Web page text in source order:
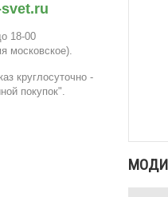
18-00
московское).
круглосуточно -
покупок".